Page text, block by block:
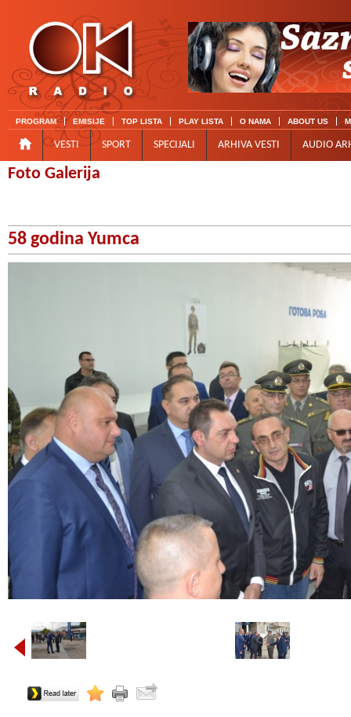
PROGRAM EMISIJE TOP LISTA PLAY LISTA O NAMA ABOUT US
VESTI SPORT SPECIJALI ARHIVA VESTI AUDIO
Foto Galerija
58 godina Yumca